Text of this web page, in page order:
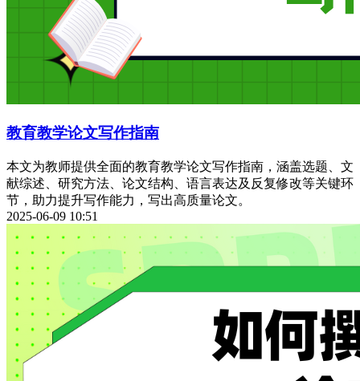
教育教学论文写作指南
本文为教师提供全面的教育教学论文写作指南，涵盖选题、文
献综述、研究方法、论文结构、语言表达及反复修改等关键环
节，助力提升写作能力，写出高质量论文。
2025-06-09 10:51